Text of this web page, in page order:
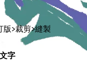
版>裁剪>縫製
字